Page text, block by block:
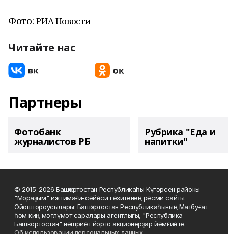
Фото:РИА Новости
Читайте нас
Партнеры
Фотобанк
журналистов РБ
Рубрика "Еда и
напитки"
© 2015-2026 Башҡортостан Республикаһы Күгәрсен районы
"Мораҙым" ижтимағи-сәйәси гәзитенең рәсми сайты.
Ойоштороусылары: Башҡортостан Республикаһының Матбуғат
һәм киң мәғлүмәт саралары агентлығы, "Республика
Башкортостан" нәшриәт йорто акционерҙар йәмғиәте.